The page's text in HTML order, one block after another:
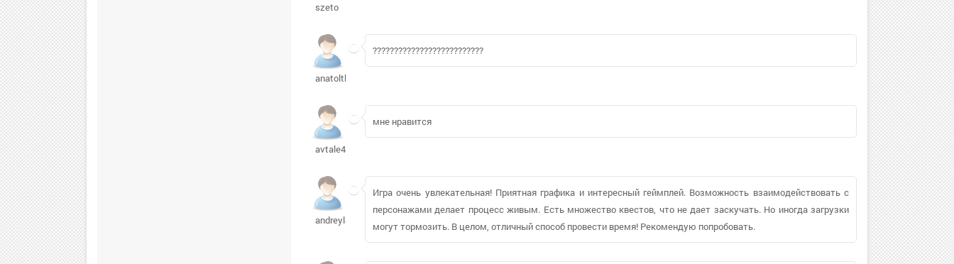
szeto
anatoltk215
??????????????????????????
avtale477
мне нравится
andreyl819
Игра очень увлекательная! Приятная графика и интересный геймплей. Возможность взаимодействовать с
персонажами делает процесс живым. Есть множество квестов, что не дает заскучать. Но иногда загрузки
могут тормозить. В целом, отличный способ провести время! Рекомендую попробовать.